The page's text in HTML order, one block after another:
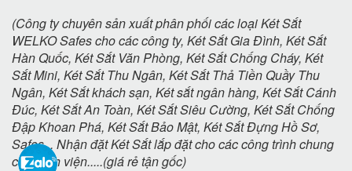
(Công ty chuyên sản xuất phân phối các loại Két Sắt
WELKO Safes cho các công ty, Két Sắt Gia Đình, Két Sắt
Hàn Quốc, Két Sắt Văn Phòng, Két Sắt Chống Cháy, Két
Sắt Mini, Két Sắt Thu Ngân, Két Sắt Thả Tiền Quầy Thu
Ngân, Két Sắt khách sạn, Két sắt ngân hàng, Két Sắt Cánh
Đúc, Két Sắt An Toàn, Két Sắt Siêu Cường, Két Sắt Chống
Đập Khoan Phá, Két Sắt Bảo Mật, Két Sắt Đựng Hồ Sơ,
Safes... Nhận đặt Két Sắt lắp đặt cho các công trình chung
cư, bệnh viện.....(giá rẻ tận gốc)